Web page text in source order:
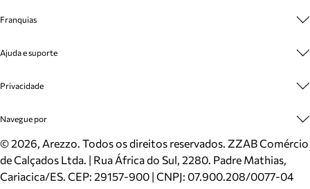
Cashback
Venda Corporativa
Mapa do Site
Inverno
Mundo Arezzo
Franquias
Plano de Negócio
Ajuda e suporte
Cadastro
Meus Pedidos
Trocas e Devoluções
Cartão Presente
Localizador de lojas
Privacidade
Politica e Privacidade
Navegue por
Sapatos
Bolsas
Scarpins
©2026, Arezzo. Todos os direitos reservados. ZZAB Comércio
de Calçados Ltda. | Rua África do Sul, 2280. Padre Mathias,
Cariacica/ES. CEP: 29157-900 | CNPJ: 07.900.208/0077-04